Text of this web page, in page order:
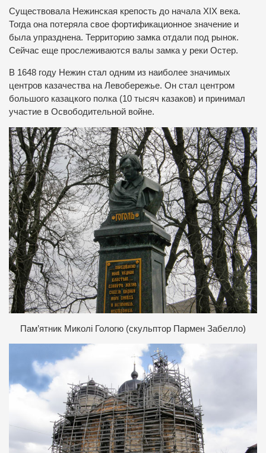
Существовала Нежинская крепость до начала XIX века.
Тогда она потеряла свое фортификационное значение и
была упразднена. Территорию замка отдали под рынок.
Сейчас еще прослеживаются валы замка у реки Остер.
В 1648 году Нежин стал одним из наиболее значимых
центров казачества на Левобережье. Он стал центром
большого казацкого полка (10 тысяч казаков) и принимал
участие в Освободительной войне.
Пам’ятник Миколі Гологю (скульптор Пармен Забелло)